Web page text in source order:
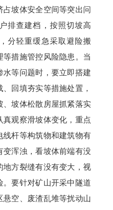
坡体安全空间等突出问
排查建档，按照切坡高
分轻重缓急采取避险搬
措施管控风险隐患。当
水等问题时，要立即搭建
回填夯实等措施处置，
、坡体松散房屋抓紧落实
观察滑坡体变化，重点
线杆等构筑物和建筑物有
变浑浊，看坡体前端有没
地方裂缝有没有变大，视
要针对矿山开采中隧道
空、废渣乱堆等扰动山